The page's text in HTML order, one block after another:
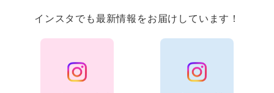
インスタでも最新情報をお届けしています！